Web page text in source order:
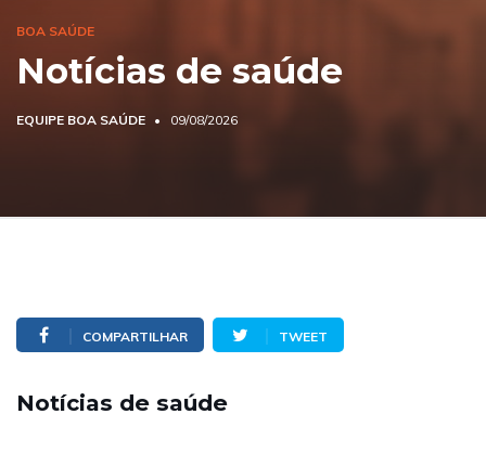
BOA SAÚDE
Notícias de saúde
EQUIPE BOA SAÚDE 09/08/2026
COMPARTILHAR TWEET
Notícias de saúde